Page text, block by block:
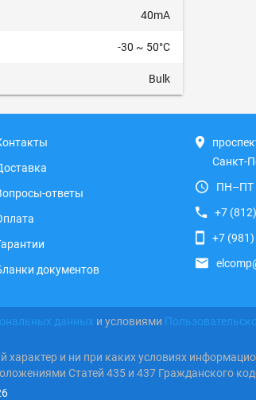
40mA
-30 ~ 50°C
Bulk
ответы
документов
Санкт-
ПН–ПТ
+7
+7
данных и условиями
и ни при каких условиях
Статей 435 и 437 Гражданского